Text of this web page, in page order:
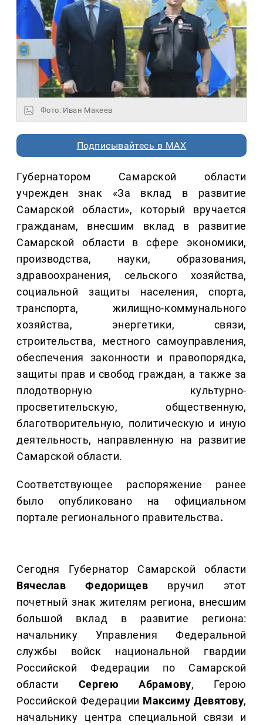
Фото: Иван Макеев
Подписывайтесь в MAX
Губернатором Самарской области
учрежден знак «За вклад в развитие
Самарской области», который вручается
гражданам, внесшим вклад в развитие
Самарской области в сфере экономики,
производства, науки, образования,
здравоохранения, сельского хозяйства,
социальной защиты населения, спорта,
транспорта, жилищно-коммунального
хозяйства, энергетики, связи,
строительства, местного самоуправления,
обеспечения законности и правопорядка,
защиты прав и свобод граждан, а также за
плодотворную культурно-
просветительскую, общественную,
благотворительную, политическую и иную
деятельность, направленную на развитие
Самарской области.
Соответствующее распоряжение ранее
было опубликовано на официальном
портале регионального правительства.
Сегодня Губернатор Самарской области
Вячеслав Федорищев вручил этот
почетный знак жителям региона, внесшим
большой вклад в развитие региона:
начальнику Управления Федеральной
службы войск национальной гвардии
Российской Федерации по Самарской
области Сергею Абрамову, Герою
Российской Федерации Максиму Девятову,
начальнику центра специальной связи и